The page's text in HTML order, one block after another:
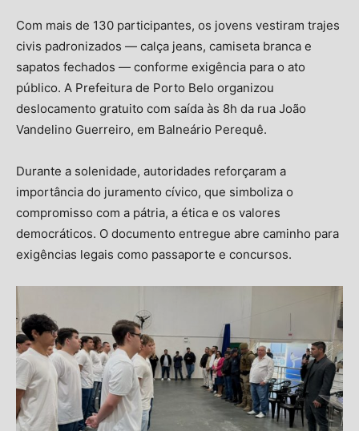
Com mais de 130 participantes, os jovens vestiram trajes
civis padronizados — calça jeans, camiseta branca e
sapatos fechados — conforme exigência para o ato
público. A Prefeitura de Porto Belo organizou
deslocamento gratuito com saída às 8h da rua João
Vandelino Guerreiro, em Balneário Perequê.
Durante a solenidade, autoridades reforçaram a
importância do juramento cívico, que simboliza o
compromisso com a pátria, a ética e os valores
democráticos. O documento entregue abre caminho para
exigências legais como passaporte e concursos.